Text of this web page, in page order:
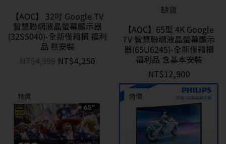
【AOC】 32吋 Google TV
智慧聯網液晶螢幕顯示器
(32S5040)-全新僅箱損 福利
品 無安裝
NT$4,999 NT$4,250
缺貨
【AOC】65型 4K Google
TV 智慧聯網液晶螢幕顯示
器(65U6245)-全新僅箱損
福利品 含基本安裝
NT$12,900
特價 特價